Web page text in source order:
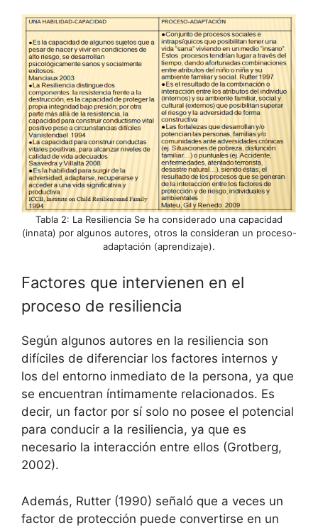
Tabla 2: La Resiliencia Se ha considerado una capacidad
(innata) por algunos autores, otros la consideran un proceso-
adaptación (aprendizaje).
Factores que intervienen en el
proceso de resiliencia
Según algunos autores en la resiliencia son
difíciles de diferenciar los factores internos y
los del entorno inmediato de la persona, ya que
se encuentran íntimamente relacionados. Es
decir, un factor por sí solo no posee el potencial
para conducir a la resiliencia, ya que es
necesario la interacción entre ellos (Grotberg,
2002).
Además, Rutter (1990) señaló que a veces un
factor de protección puede convertirse en un